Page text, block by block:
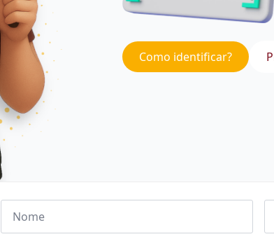
Como identificar?
Nome